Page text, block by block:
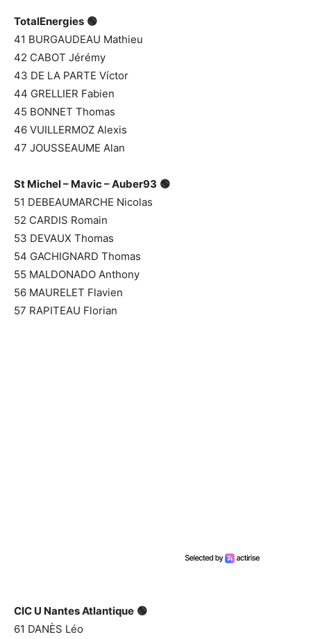
TotalEnergies 🟢
41 BURGAUDEAU Mathieu
42 CABOT Jérémy
43 DE LA PARTE Víctor
44 GRELLIER Fabien
45 BONNET Thomas
46 VUILLERMOZ Alexis
47 JOUSSEAUME Alan
St Michel – Mavic – Auber93 🟢
51 DEBEAUMARCHE Nicolas
52 CARDIS Romain
53 DEVAUX Thomas
54 GACHIGNARD Thomas
55 MALDONADO Anthony
56 MAURELET Flavien
57 RAPITEAU Florian
CIC U Nantes Atlantique 🟢
61 DANÈS Léo